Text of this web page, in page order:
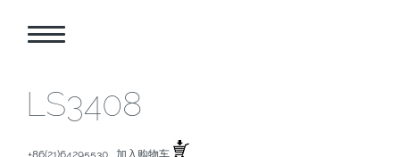
LS3408
+86(21)64295530加入购物车